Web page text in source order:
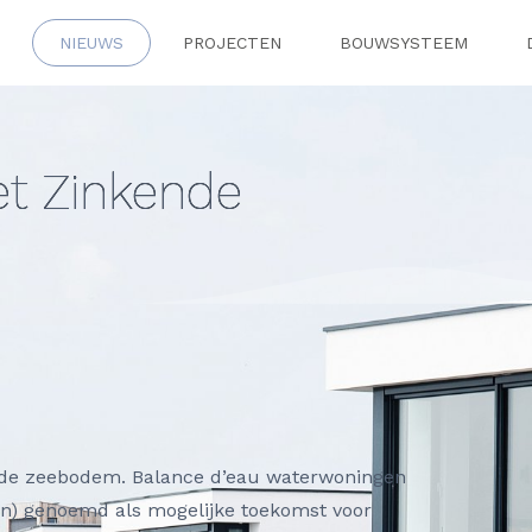
NIEUWS PROJECTEN BOUWSYSTEEM
Zinkende
zeebodem. Balance d’eau waterwoningen
genoemd als mogelijke toekomst voor